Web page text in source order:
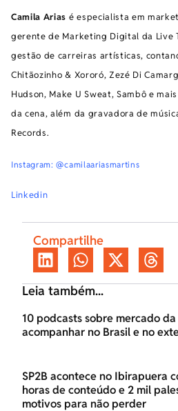
Camila Arias é especialista em
gerente de Marketing Digital da Live
gestão de carreiras artísticas,
Chitãozinho & Xororó, Zezé Di
Hudson, Make U Sweat, Sambô e
da cena, além da gravadora de
Records.
Instagram: @camilaariasmartins
Linkedin
Compartilhe
Leia também...
10 podcasts sobre mercado
acompanhar no Brasil e no
SP2B acontece no Ibirapuera
horas de conteúdo e 2 mil
motivos para não perder